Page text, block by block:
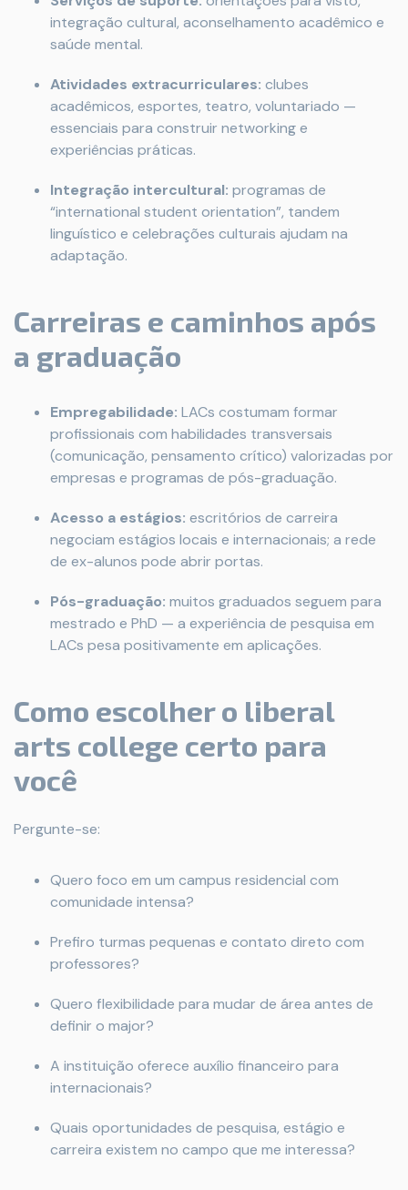
integração cultural, aconselhamento acadêmico e
saúde mental.
Atividades extracurriculares: clubes
acadêmicos, esportes, teatro, voluntariado —
essenciais para construir networking e
experiências práticas.
Integração intercultural: programas de
“international student orientation”, tandem
linguístico e celebrações culturais ajudam na
adaptação.
Carreiras e caminhos após
a graduação
Empregabilidade: LACs costumam formar
profissionais com habilidades transversais
(comunicação, pensamento crítico) valorizadas por
empresas e programas de pós-graduação.
Acesso a estágios: escritórios de carreira
negociam estágios locais e internacionais; a rede
de ex-alunos pode abrir portas.
Pós-graduação: muitos graduados seguem para
mestrado e PhD — a experiência de pesquisa em
LACs pesa positivamente em aplicações.
Como escolher o liberal
arts college certo para
você
Pergunte-se:
Quero foco em um campus residencial com
comunidade intensa?
Prefiro turmas pequenas e contato direto com
professores?
Quero flexibilidade para mudar de área antes de
definir o major?
A instituição oferece auxílio financeiro para
internacionais?
Quais oportunidades de pesquisa, estágio e
carreira existem no campo que me interessa?